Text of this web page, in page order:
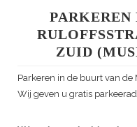
PARKEREN
ZUID
Parkeren in de buurt van
Wij geven u gratis